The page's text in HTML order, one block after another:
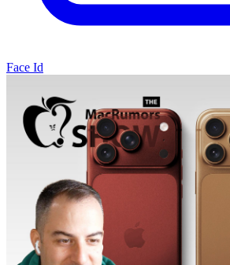
Face Id